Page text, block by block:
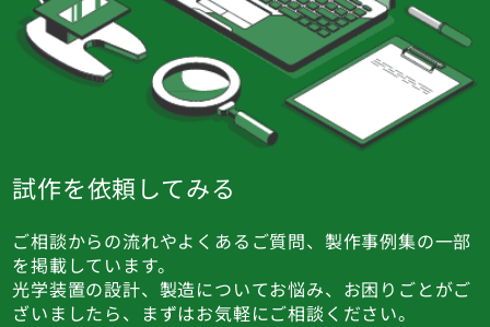
試作を依頼してみる
ご相談からの流れやよくあるご質問、製作事例集の一部
を掲載しています。
光学装置の設計、製造についてお悩み、お困りごとがご
ざいましたら、まずはお気軽にご相談ください。